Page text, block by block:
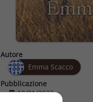
Autore
Emma Scacco
Pubblicazione
18/01/2023